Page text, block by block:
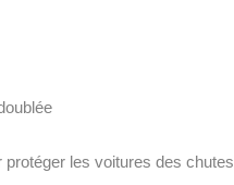
les voitures des chutes